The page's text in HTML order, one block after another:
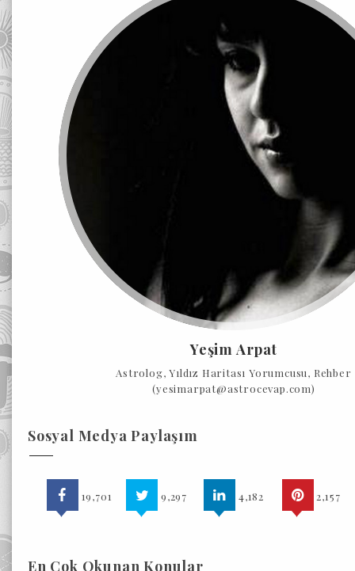
Yeşim Arpat
Astrolog, Yıldız Haritası Yorumcusu, Rehber
(yesimarpat@astrocevap.com)
Sosyal Medya Paylaşım
19,701 9,297 4,182 2,157
En Çok Okunan Konular